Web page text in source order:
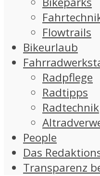
Flowtrails
Bikeurlaub
Radpflege
Radtipps
Radtechnik
People
Das
Transparenz